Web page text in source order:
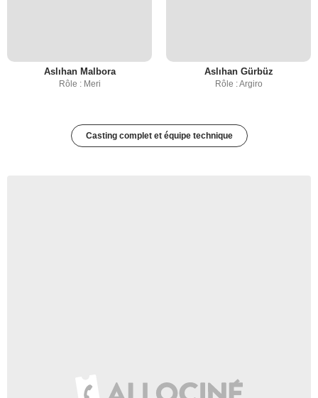
Aslıhan Malbora
Rôle : Meri
Aslıhan Gürbüz
Rôle : Argiro
Casting complet et équipe technique